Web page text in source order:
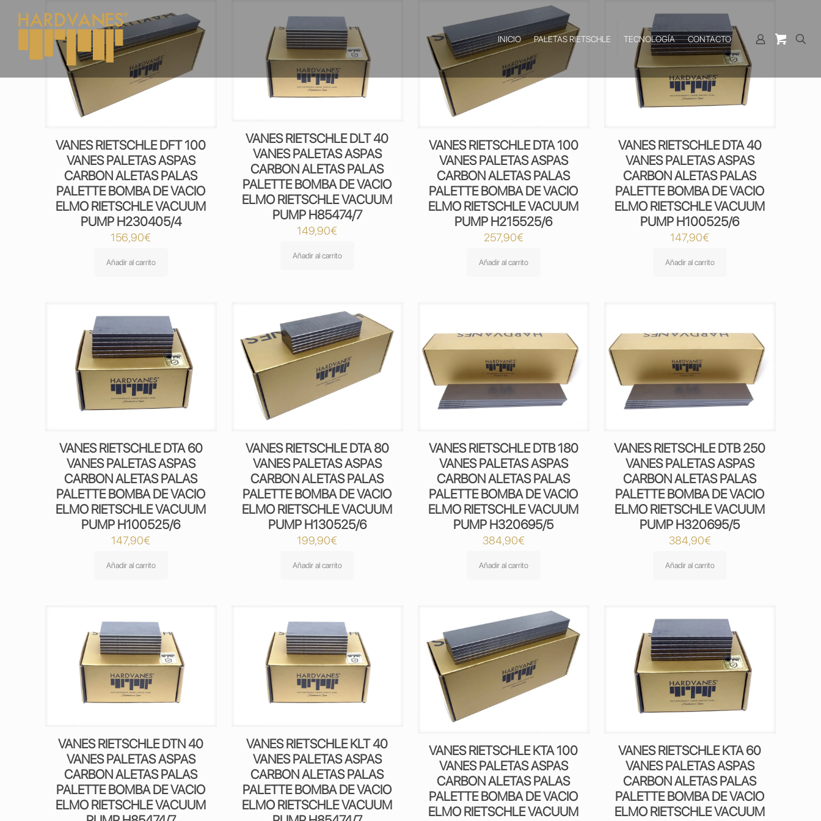
INICIO PALETAS RIETSCHLE TECNOLOGÍA CONTACTO
VANES RIETSCHLE DFT 100
VANES PALETAS ASPAS
CARBON ALETAS PALAS
PALETTE BOMBA DE VACIO
ELMO RIETSCHLE VACUUM
PUMP H230405/4
156,90€
Añadir al carrito
VANES RIETSCHLE DLT 40
VANES PALETAS ASPAS
CARBON ALETAS PALAS
PALETTE BOMBA DE VACIO
ELMO RIETSCHLE VACUUM
PUMP H85474/7
149,90€
Añadir al carrito
VANES RIETSCHLE DTA 100
VANES PALETAS ASPAS
CARBON ALETAS PALAS
PALETTE BOMBA DE VACIO
ELMO RIETSCHLE VACUUM
PUMP H215525/6
257,90€
Añadir al carrito
VANES RIETSCHLE DTA 40
VANES PALETAS ASPAS
CARBON ALETAS PALAS
PALETTE BOMBA DE VACIO
ELMO RIETSCHLE VACUUM
PUMP H100525/6
147,90€
Añadir al carrito
VANES RIETSCHLE DTA 60
VANES PALETAS ASPAS
CARBON ALETAS PALAS
PALETTE BOMBA DE VACIO
ELMO RIETSCHLE VACUUM
PUMP H100525/6
147,90€
Añadir al carrito
VANES RIETSCHLE DTA 80
VANES PALETAS ASPAS
CARBON ALETAS PALAS
PALETTE BOMBA DE VACIO
ELMO RIETSCHLE VACUUM
PUMP H130525/6
199,90€
Añadir al carrito
VANES RIETSCHLE DTB 180
VANES PALETAS ASPAS
CARBON ALETAS PALAS
PALETTE BOMBA DE VACIO
ELMO RIETSCHLE VACUUM
PUMP H320695/5
384,90€
Añadir al carrito
VANES RIETSCHLE DTB 250
VANES PALETAS ASPAS
CARBON ALETAS PALAS
PALETTE BOMBA DE VACIO
ELMO RIETSCHLE VACUUM
PUMP H320695/5
384,90€
Añadir al carrito
VANES RIETSCHLE DTN 40
VANES PALETAS ASPAS
CARBON ALETAS PALAS
PALETTE BOMBA DE VACIO
ELMO RIETSCHLE VACUUM
VANES RIETSCHLE KLT 40
VANES PALETAS ASPAS
CARBON ALETAS PALAS
PALETTE BOMBA DE VACIO
ELMO RIETSCHLE VACUUM
VANES RIETSCHLE KTA 100
VANES PALETAS ASPAS
CARBON ALETAS PALAS
PALETTE BOMBA DE VACIO
ELMO RIETSCHLE VACUUM
VANES RIETSCHLE KTA 60
VANES PALETAS ASPAS
CARBON ALETAS PALAS
PALETTE BOMBA DE VACIO
ELMO RIETSCHLE VACUUM